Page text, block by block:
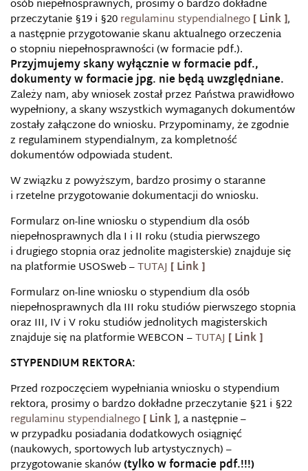
osób niepełnosprawnych, prosimy o bardzo dokładne
przeczytanie §19 i §20regulaminu stypendialnego
,
a następnie przygotowanie skanu aktualnego orzeczenia
o stopniu niepełnosprawności (w formacie pdf.).
Przyjmujemy skany wyłącznie w formacie pdf.,
dokumenty w formacie jpg. nie będą uwzględniane.
Zależy nam, aby wniosek został przez Państwa prawidłowo
wypełniony, a skany wszystkich wymaganych dokumentów
zostały załączone do wniosku. Przypominamy, że zgodnie
z regulaminem stypendialnym, za kompletność
dokumentów odpowiada student.
W związku z powyższym, bardzo prosimy o staranne
i rzetelne przygotowanie dokumentacji do wniosku.
Formularz on-line wniosku o stypendium dla osób
niepełnosprawnych dla I i II roku (studia pierwszego
i drugiego stopnia oraz jednolite magisterskie) znajduje się
na platformie USOSweb –TUTAJ
Formularz on-line wniosku o stypendium dla osób
niepełnosprawnych dla III roku studiów pierwszego stopnia
oraz III, IV i V roku studiów jednolitych magisterskich
znajduje się na platformie WEBCON –TUTAJ
STYPENDIUM REKTORA:
Przed rozpoczęciem wypełniania wniosku o stypendium
rektora, prosimy o bardzo dokładne przeczytanie §21 i §22
regulaminu stypendialnego
, a następnie –
w przypadku posiadania dodatkowych osiągnięć
(naukowych, sportowych lub artystycznych) –
przygotowanie skanów(tylko w formacie pdf.!!!)